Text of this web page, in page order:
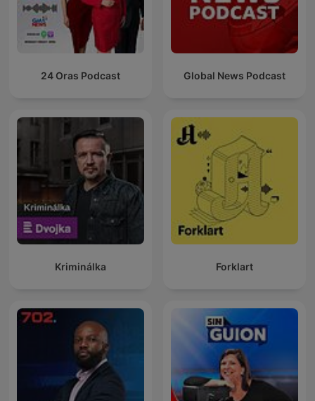
24 Oras Podcast Global News Podcast
Kriminálka Forklart